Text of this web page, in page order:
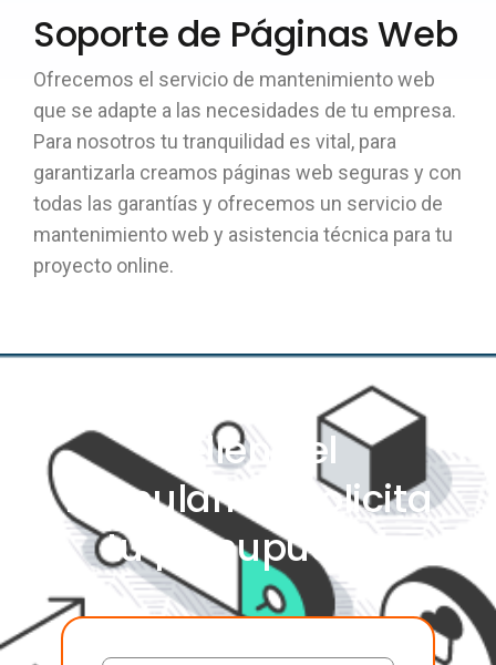
Soporte de Páginas Web
Ofrecemos el servicio de mantenimiento web
que se adapte a las necesidades de tu empresa.
Para nosotros tu tranquilidad es vital, para
garantizarla creamos páginas web seguras y con
todas las garantías y ofrecemos un servicio de
mantenimiento web y asistencia técnica para tu
proyecto online.
Rellena el
formulario y solicita
tu presupuesto